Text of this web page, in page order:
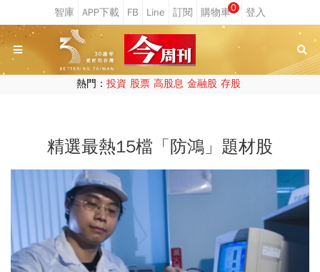
0
熱門： 投資 股票 高股息 金融股 存股
精選最熱15檔「防鴻」題材股